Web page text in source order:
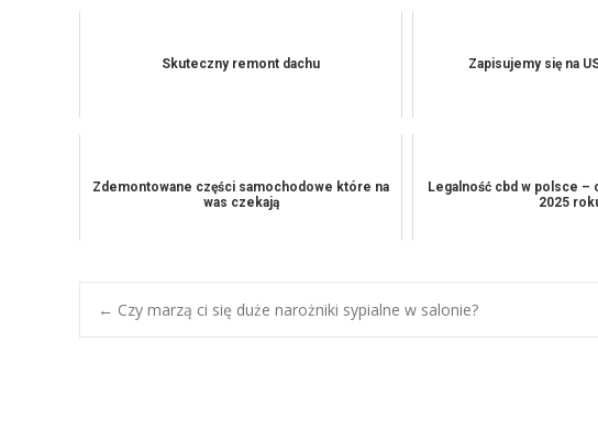
Skuteczny remont dachu Zapisujemy się na
Zdemontowane części samochodowe które na
was czekają
Legalność cbd w polsce –
2025
Post
← Czy marzą ci się duże narożniki sypialne w salonie?